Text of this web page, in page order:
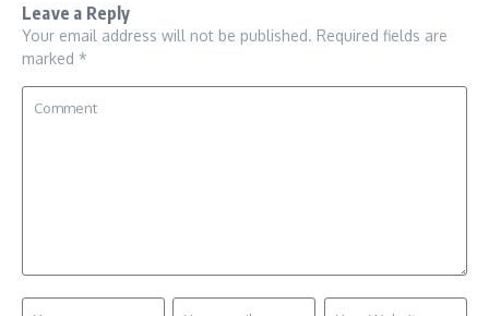
Leave a Reply
Your email address will not be published. Required fields are
marked *